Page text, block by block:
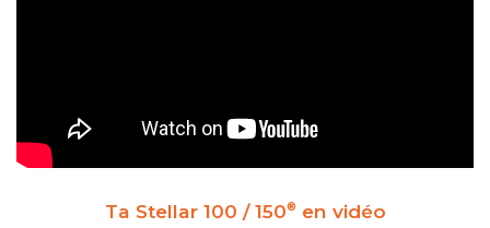
Ta Stellar 100 / 150® en vidéo